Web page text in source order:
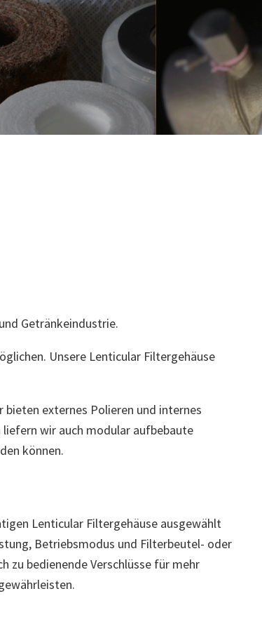
Getränkeindustrie.
Unsere Lenticular Filtergehäuse
bieten externes Polieren und internes
wir auch modular aufbebaute
können.
Lenticular Filtergehäuse ausgewählt
Betriebsmodus und Filterbeutel- oder
zu bedienende Verschlüsse für mehr